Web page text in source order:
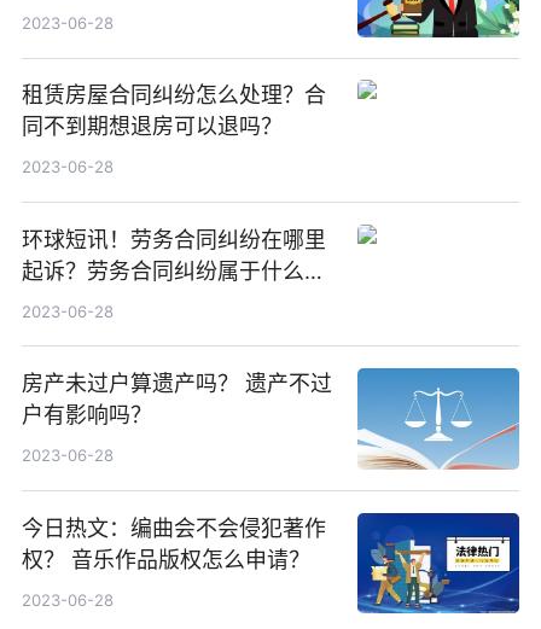
今日视点
2023-06-28
租赁房屋合同纠纷怎么处理？合
同不到期想退房可以退吗？
2023-06-28
环球短讯！劳务合同纠纷在哪里
起诉？劳务合同纠纷属于什么纠
纷？
2023-06-28
房产未过户算遗产吗？ 遗产不过
户有影响吗？
2023-06-28
今日热文：编曲会不会侵犯著作
权？ 音乐作品版权怎么申请？
2023-06-28